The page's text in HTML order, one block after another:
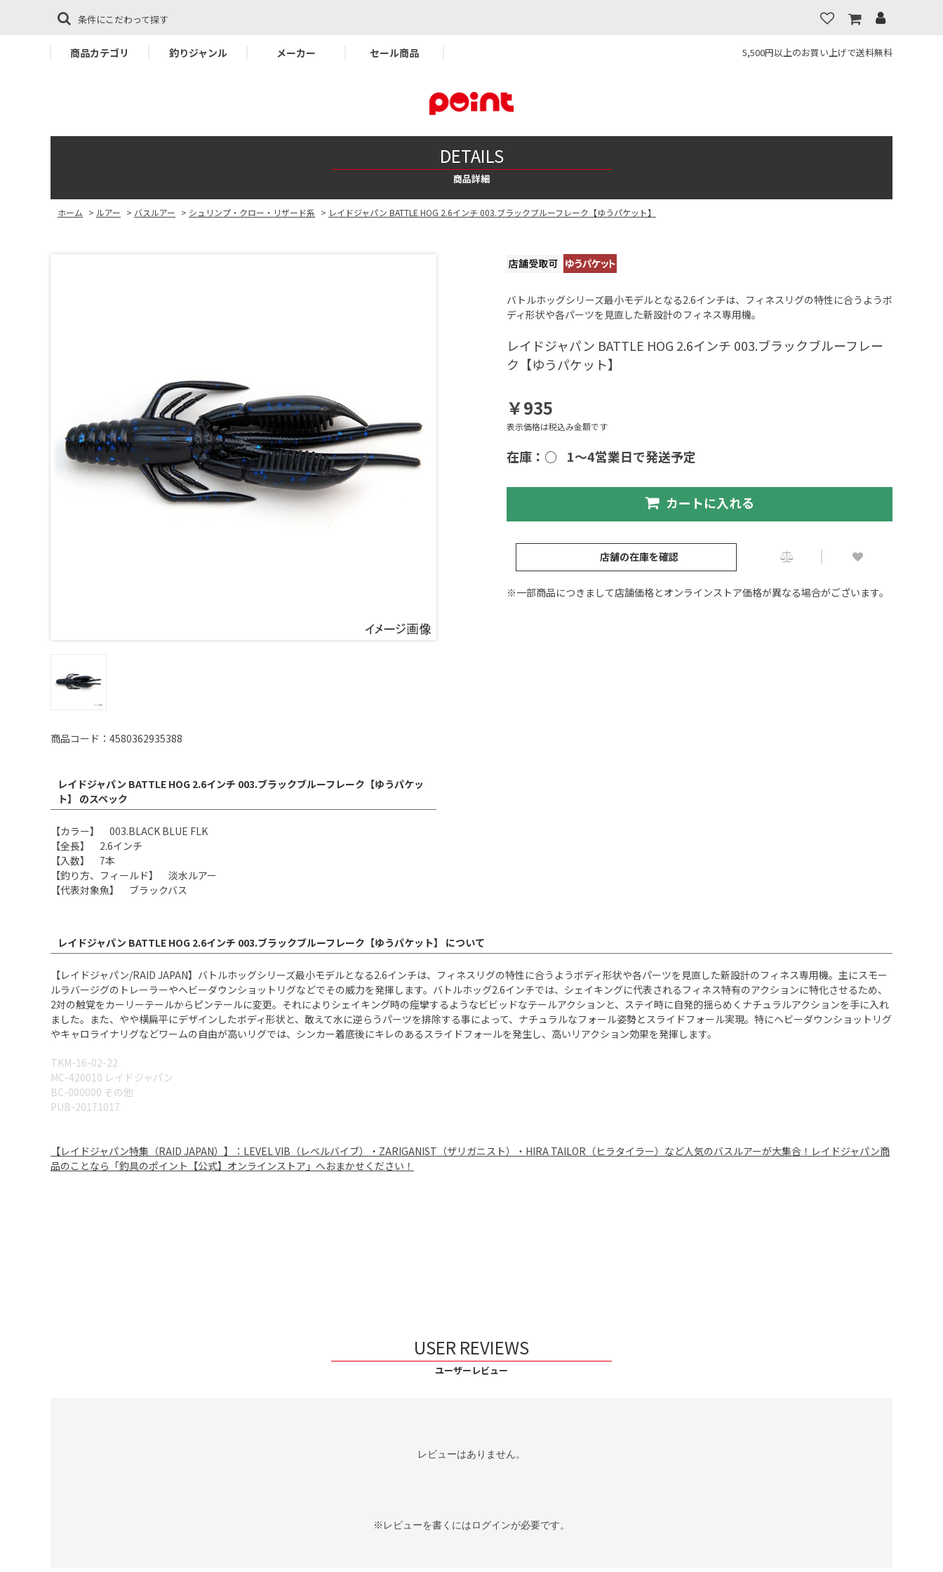
条件にこだわって探す
商品カテゴリ 釣りジャンル メーカー セール商品 5,500円以上のお買い上げで送料無料
DETAILS
商品詳細
ホーム > ルアー > バスルアー > シュリンプ・クロー・リザード系 > レイドジャパン BATTLE HOG 2.6インチ 003.ブラックブルーフレーク【ゆうパケット】
商品コード：4580362935388
レイドジャパン BATTLE HOG 2.6インチ 003.ブラックブルーフレーク【ゆうパケッ
ト】 のスペック
【カラー】 003.BLACK BLUE FLK
【全長】 2.6インチ
【入数】 7本
【釣り方、フィールド】 淡水ルアー
【代表対象魚】 ブラックバス
バトルホッグシリーズ最小モデルとなる2.6インチは、フィネスリグの特性に合うようボ
ディ形状や各パーツを見直した新設計のフィネス専用機。
レイドジャパン BATTLE HOG 2.6インチ 003.ブラックブルーフレー
ク【ゆうパケット】
￥935
表示価格は税込み金額です
在庫：○ 1～4営業日で発送予定
カートに入れる
店舗の在庫を確認
※一部商品につきまして店舗価格とオンラインストア価格が異なる場合がございます。
レイドジャパン BATTLE HOG 2.6インチ 003.ブラックブルーフレーク【ゆうパケット】 について
【レイドジャパン/RAID JAPAN】バトルホッグシリーズ最小モデルとなる2.6インチは、フィネスリグの特性に合うようボディ形状や各パーツを見直した新設計のフィネス専用機。主にスモー
ルラバージグのトレーラーやヘビーダウンショットリグなどでその威力を発揮します。バトルホッグ2.6インチでは、シェイキングに代表されるフィネス特有のアクションに特化させるため、
2対の触覚をカーリーテールからピンテールに変更。それによりシェイキング時の痙攣するようなビビッドなテールアクションと、ステイ時に自発的揺らめくナチュラルアクションを手に入れ
ました。また、やや横扁平にデザインしたボディ形状と、敢えて水に逆らうパーツを排除する事によって、ナチュラルなフォール姿勢とスライドフォール実現。特にヘビーダウンショットリグ
やキャロライナリグなどワームの自由が高いリグでは、シンカー着底後にキレのあるスライドフォールを発生し、高いリアクション効果を発揮します。
TKM-16-02-22
MC-420010 レイドジャパン
BC-000000 その他
PUB-20171017
【レイドジャパン特集（RAID JAPAN）】：LEVEL VIB（レベルバイブ）・ZARIGANIST（ザリガニスト）・HIRA TAILOR（ヒラタイラー）など人気のバスルアーが大集合！レイドジャパン商
品のことなら「釣具のポイント【公式】オンラインストア」へおまかせください！
USER REVIEWS
ユーザーレビュー
レビューはありません。
※レビューを書くにはログインが必要です。